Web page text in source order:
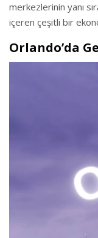
merkezlerinin yanı
içeren çeşitli bir
Orlando’da